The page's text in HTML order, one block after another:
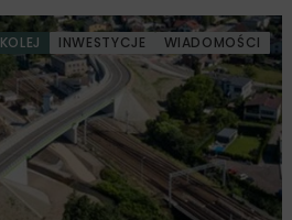
KOLEJ INWESTYCJE WIADOMOŚCI